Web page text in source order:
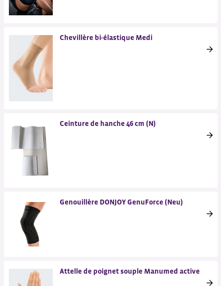
Chevillère bi-élastique Medi
Ceinture de hanche 46 cm (N)
Genouillère DONJOY GenuForce (Neu)
Attelle de poignet souple Manumed active